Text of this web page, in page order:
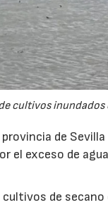
cultivos inundados
de
el exceso de
de